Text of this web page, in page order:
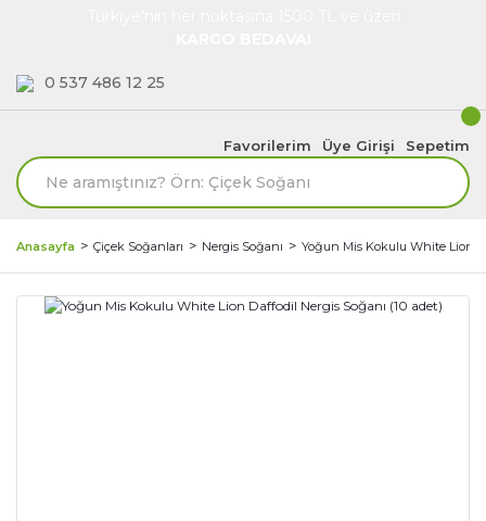
0 537 486 12 25
Favorilerim Üye Girişi Sepetim
Anasayfa Çiçek Soğanları Nergis Soğanı Yoğun Mis Kokulu White Lion